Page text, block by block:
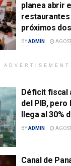
planea abrir
restaurantes
próximos
BYADMIN
ADVERTISEMENT
Déficit fiscal
del PIB,
llega al 30%
BYADMIN
Canal de